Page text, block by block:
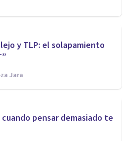
y TLP: el solapamiento
Jara
cuando pensar demasiado te